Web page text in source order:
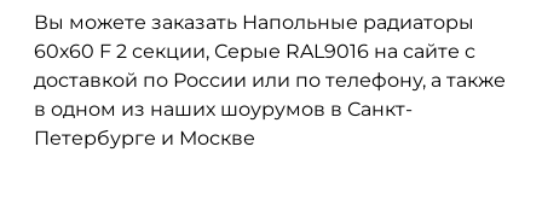
Вы можете заказать Напольные радиаторы
60х60 F 2 секции, Серые RAL9016 на сайте с
доставкой по России или по телефону, а также
в одном из наших шоурумов в Санкт-
Петербурге и Москве